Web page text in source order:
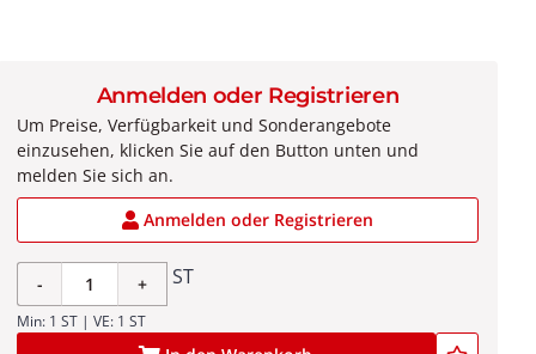
Anmelden oder Registrieren
Um Preise, Verfügbarkeit und Sonderangebote
einzusehen, klicken Sie auf den Button unten und
melden Sie sich an.
Anmelden oder Registrieren
- + ST
Min: 1 ST | VE: 1 ST